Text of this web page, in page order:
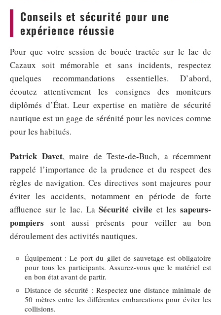
Conseils et sécurité pour une
expérience réussie
Pour que votre session de bouée tractée sur le lac de
Cazaux soit mémorable et sans incidents, respectez
quelques recommandations essentielles. D’abord,
écoutez attentivement les consignes des moniteurs
diplômés d’État. Leur expertise en matière de sécurité
nautique est un gage de sérénité pour les novices comme
pour les habitués.
Patrick Davet, maire de Teste-de-Buch, a récemment
rappelé l’importance de la prudence et du respect des
règles de navigation. Ces directives sont majeures pour
éviter les accidents, notamment en période de forte
affluence sur le lac. LaSécurité civile et lessapeurs-
pompiers sont aussi présents pour veiller au bon
déroulement des activités nautiques.
Équipement : Le port du gilet de sauvetage est obligatoire
pour tous les participants. Assurez-vous que le matériel est
en bon état avant de partir.
Distance de sécurité : Respectez une distance minimale de
50 mètres entre les différentes embarcations pour éviter les
collisions.